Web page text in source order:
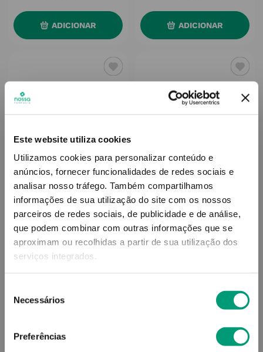
Este website utiliza cookies
Utilizamos cookies para personalizar conteúdo e
anúncios, fornecer funcionalidades de redes sociais e
analisar nosso tráfego. Também compartilhamos
informações de sua utilização do site com os nossos
parceiros de redes sociais, de publicidade e de análise,
que podem combinar com outras informações que se
aproximam ou recolhidas a partir de sua utilização dos
serviços integrados.
Necessários
Preferências
ADICIONAR ADICIONAR
ADVANCIS
Advancis Ómega-3 Super
Epa Cáps 30
23,35 €
GENERIS
Omega 3 Generis Cáps 30
10,31 €
ADICIONAR